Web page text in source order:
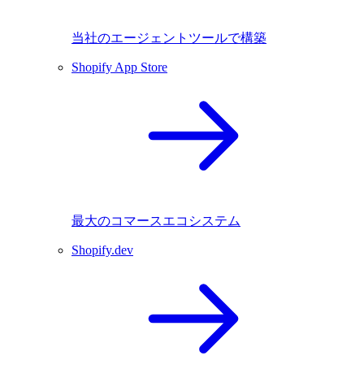
当社のエージェントツールで構築
Shopify App Store
最大のコマースエコシステム
Shopify.dev